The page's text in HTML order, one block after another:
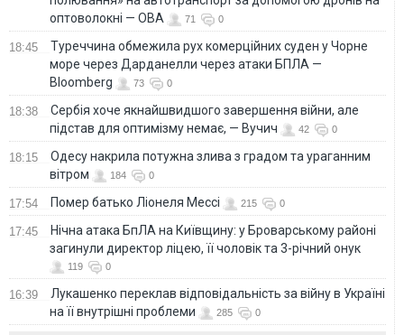
оптоволокні — ОВА
71 0
18:45
Туреччина обмежила рух комерційних суден у Чорне
море через Дарданелли через атаки БПЛА —
Bloomberg
73 0
18:38
Сербія хоче якнайшвидшого завершення війни, але
підстав для оптимізму немає, — Вучич
42 0
18:15
Одесу накрила потужна злива з градом та ураганним
вітром
184 0
17:54 Помер батько Ліонеля Мессі 215 0
17:45
Нічна атака БпЛА на Київщину: у Броварському районі
загинули директор ліцею, її чоловік та 3-річний онук
119 0
16:39
Лукашенко переклав відповідальність за війну в Україні
на її внутрішні проблеми
285 0